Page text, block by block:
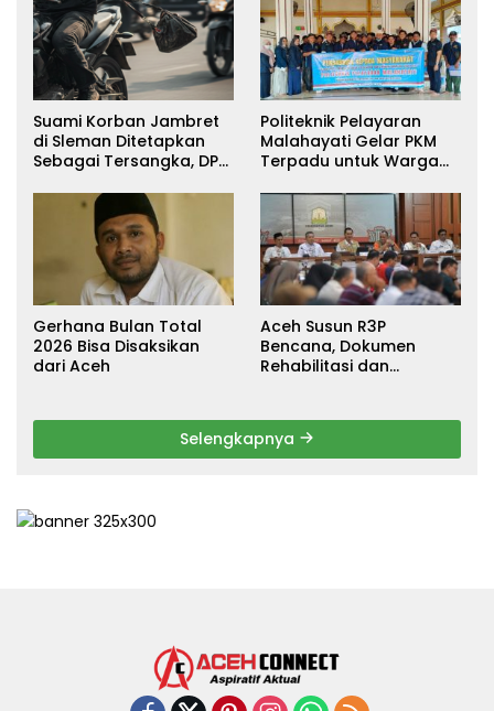
Suami Korban Jambret
di Sleman Ditetapkan
Sebagai Tersangka, DPR
Keadilan
Politeknik Pelayaran
Malahayati Gelar PKM
Terpadu untuk Warga
Pidie Jaya
Gerhana Bulan Total
2026 Bisa Disaksikan
dari Aceh
Aceh Susun R3P
Bencana, Dokumen
Rehabilitasi dan
Selengkapnya